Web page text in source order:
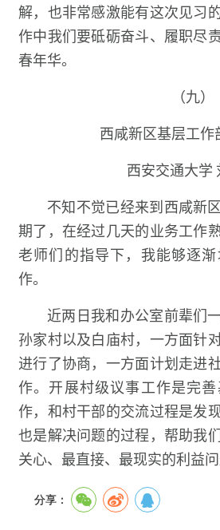
解，也非常感激能有这次见习
作中我们要砥砺奋斗、履职尽
春年华。
（九）
西咸新区基层工作
西安交通大学
不知不觉已经来到西咸新
期了，在经过几天的业务工作
老师们的指导下，我能够逐
作。
近两日我和办公室前辈们
孙家村以及白庙村，一方面针
进行了协商，一方面计划走进
作。开展村级议事工作是完
作，和村干部的交流过程是发
也是解决问题的过程，帮助我
关心、最直接、最现实的利益问
分享：